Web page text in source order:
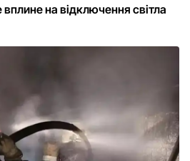
на відключення світла